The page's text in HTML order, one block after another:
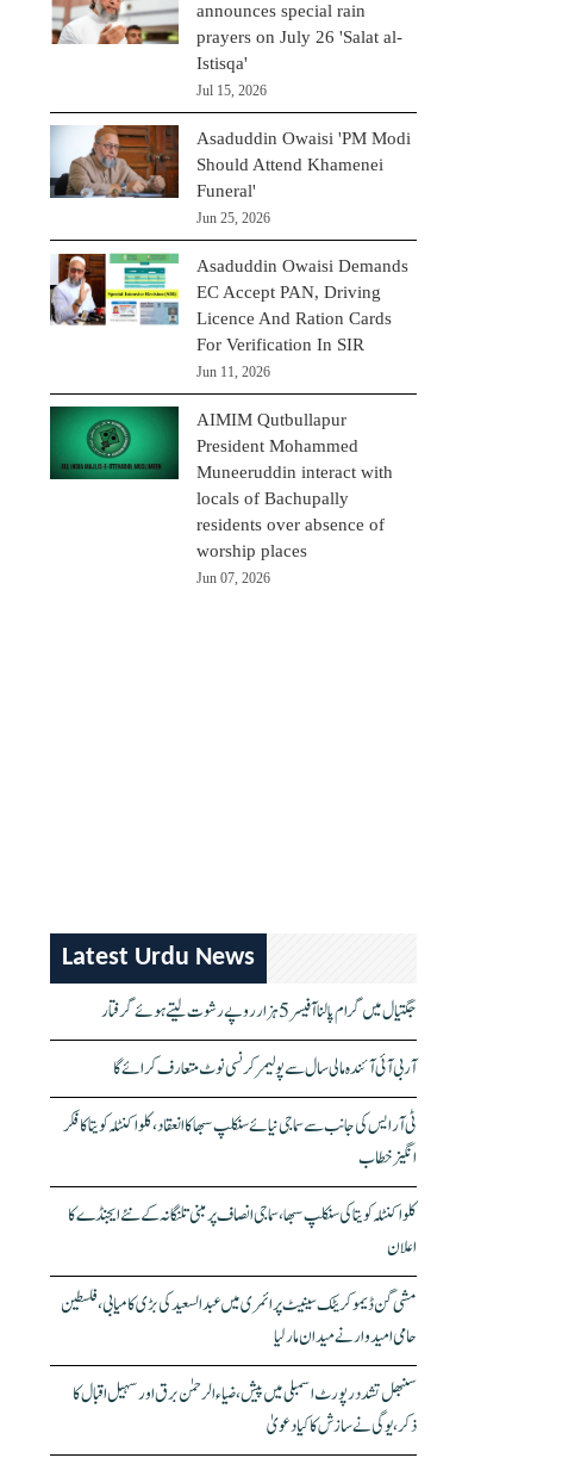
announces special rain
prayers on July 26 'Salat al-
Istisqa'
Jul 15, 2026
Asaduddin Owaisi 'PM Modi
Should Attend Khamenei
Funeral'
Jun 25, 2026
Asaduddin Owaisi Demands
EC Accept PAN, Driving
Licence And Ration Cards
For Verification In SIR
Jun 11, 2026
AIMIM Qutbullapur
President Mohammed
Muneeruddin interact with
locals of Bachupally
residents over absence of
worship places
Jun 07, 2026
Latest Urdu News
جگتیال میں گرام پالنا آفیسر 5 ہزار روپے رشوت لیتے ہوئے گرفتار
آر بی آئی آئندہ مالی سال سے پولیمر کرنسی نوٹ متعارف کرائے گا
ٹی آر ایس کی جانب سے سماجی نیائے سنکلپ سبھا کا انعقاد، کلواکنٹلہ کویتا کا فکر
انگیز خطاب
کلواکنٹلہ کویتا کی سنکلپ سبھا، سماجی انصاف پر مبنی تلنگانہ کے نئے ایجنڈے کا
اعلان
مشی گن ڈیموکریٹک سینیٹ پرائمری میں عبدالسعید کی بڑی کامیابی، فلسطین
حامی امیدوار نے میدان مار لیا
سنبھل تشدد رپورٹ اسمبلی میں پیش، ضیاء الرحمٰن برق اور سہیل اقبال کا
ذکر، یوگی نے سازش کا کیا دعویٰ